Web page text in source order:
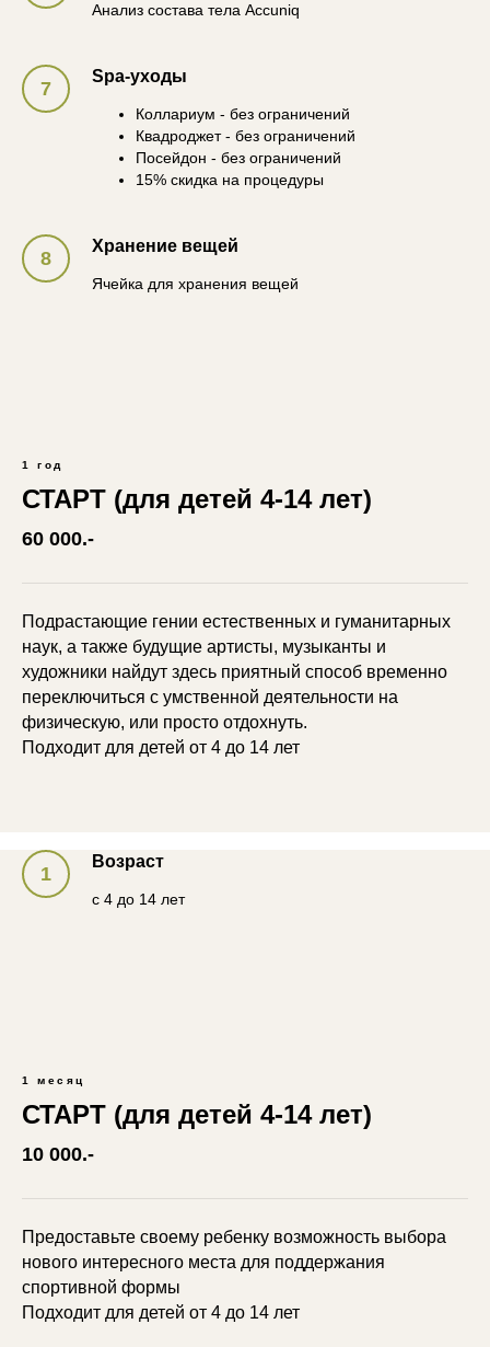
Анализ состава тела Accuniq
Spa-уходы
Коллариум - без ограничений
Квадроджет - без ограничений
Посейдон - без ограничений
15% скидка на процедуры
Хранение вещей
Ячейка для хранения вещей
1 год
СТАРТ (для детей 4-14 лет)
60 000.-
Подрастающие гении естественных и гуманитарных
наук, а также будущие артисты, музыканты и
художники найдут здесь приятный способ временно
переключиться с умственной деятельности на
физическую, или просто отдохнуть.
Подходит для детей от 4 до 14 лет
Возраст
с 4 до 14 лет
1 месяц
СТАРТ (для детей 4-14 лет)
10 000.-
Предоставьте своему ребенку возможность выбора
нового интересного места для поддержания
спортивной формы
Подходит для детей от 4 до 14 лет